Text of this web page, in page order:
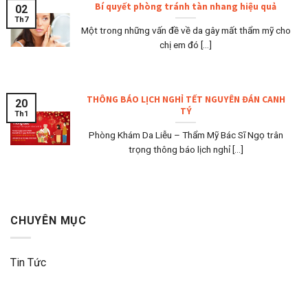
Bí quyết phòng tránh tàn nhang hiệu quả
Một trong những vấn đề về da gây mất thẩm mỹ cho
chị em đó [...]
02
Th7
THÔNG BÁO LỊCH NGHỈ TẾT NGUYÊN ĐÁN CANH
TÝ
Phòng Khám Da Liễu – Thẩm Mỹ Bác Sĩ Ngọ trân
trọng thông báo lịch nghỉ [...]
20
Th1
CHUYÊN MỤC
Tin Tức